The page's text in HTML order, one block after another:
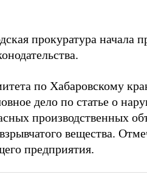
прокуратура начала
по Хабаровскому
дело по статье о
производственных
вещества.
предприятия.